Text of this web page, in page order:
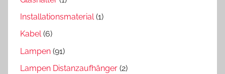
Installationsmaterial(1)
Kabel(6)
Lampen (91)
Lampen Distanzaufhänger (2)